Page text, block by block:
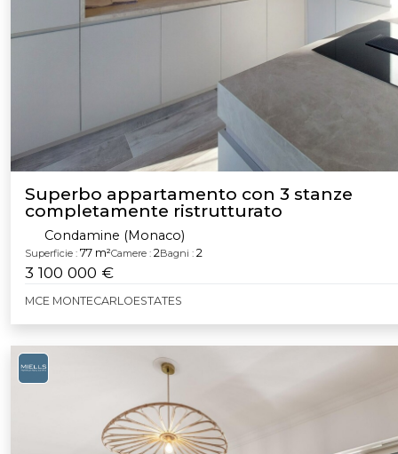
Superbo appartamento con 3 stanze
completamente ristrutturato
Condamine (Monaco)
Superficie : 77 m²Camere : 2Bagni : 2
3 100 000 €
MCE MONTECARLOESTATES